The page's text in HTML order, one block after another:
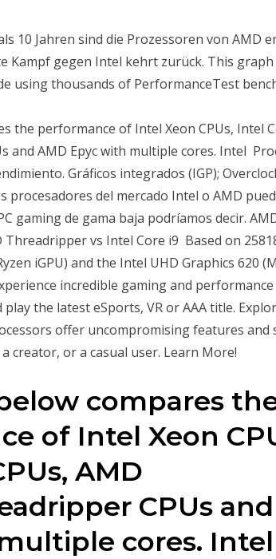
10 Jahren sind die Prozessoren von AMD
Kampf gegen Intel kehrt zurück. This
using thousands of PerformanceTest
the performance of Intel Xeon CPUs, Intel
and AMD Epyc with multiple cores. Intel
Gráficos integrados (IGP);
procesadores del mercado Intel o AMD
gaming de gama baja podríamos decir.
Threadripper vs Intel Core i9 Based on
iGPU) and the Intel UHD Graphics 620
incredible gaming and performance
the latest eSports, VR or AAA title.
offer uncompromising features
creator, or a casual user. Learn More!
compares
of Intel Xeon
AMD
CPUs
cores. Intel